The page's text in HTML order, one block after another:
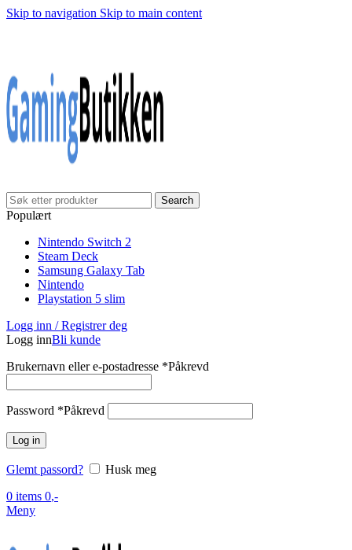
Skip to navigation Skip to main content
Search
Populært
Nintendo Switch 2
Steam Deck
Samsung Galaxy Tab
Nintendo
Playstation 5 slim
Logg inn / Registrer deg
Logg innBli kunde
Brukernavn eller e-postadresse *Påkrevd
Password *Påkrevd
Log in
Glemt passord?
Husk meg
0 items 0,-
Meny